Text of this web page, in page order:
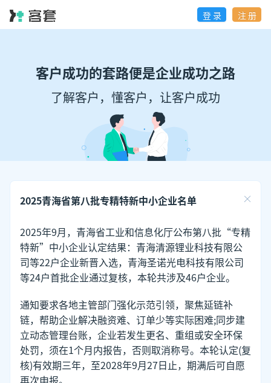
登 录 注 册
客户成功的套路便是企业成功之路
了解客户，懂客户，让客户成功
2025青海省第八批专精特新中小企业名单
2025年9月，青海省工业和信息化厅公布第八批“专精
特新”中小企业认定结果：青海清源锂业科技有限公
司等22户企业新晋入选，青海圣诺光电科技有限公司
等24户首批企业通过复核，本轮共涉及46户企业。
通知要求各地主管部门强化示范引领，聚焦延链补
链，帮助企业解决融资难、订单少等实际困难;同步建
立动态管理台账，企业若发生更名、重组或安全环保
处罚，须在1个月内报告，否则取消称号。本轮认定(复
核)有效期三年，至2028年9月27日止，期满后可自愿